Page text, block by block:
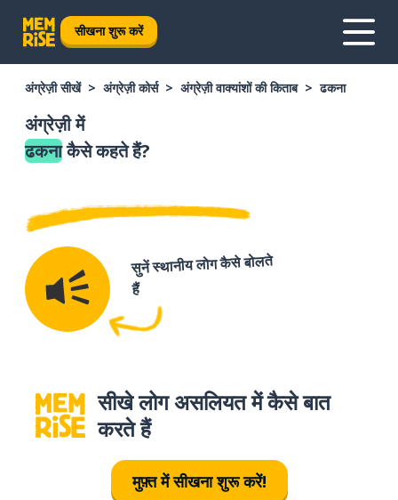
सीखना शुरू करें
अंग्रेज़ी सीखें अंग्रेज़ी कोर्स अंग्रेज़ी वाक्यांशों की किताब ढकना
अंग्रेज़ी में
ढकनाकैसे कहते हैं?
सुनें स्थानीय लोग कैसे बोलते
हैं
सीखे लोग असलियत में कैसे बात
करते हैं
मुफ़्त में सीखना शुरू करें!